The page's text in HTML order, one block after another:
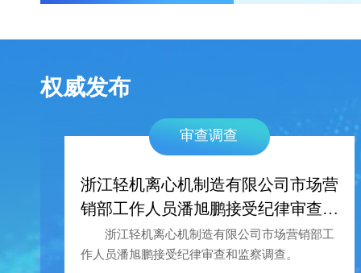
权威发布
审查调查
浙江轻机离心机制造有限公司市场营
销部工作人员潘旭鹏接受纪律审查和
监察调查
浙江轻机离心机制造有限公司市场营销部工
作人员潘旭鹏接受纪律审查和监察调查。